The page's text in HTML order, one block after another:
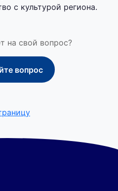
с культурой региона.
на свой вопрос?
вопрос